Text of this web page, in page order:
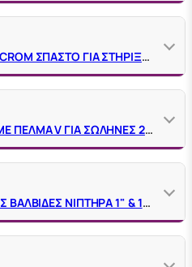
ΚΛΕΙΔΙ ΝΙΠΤΗΡΑ SANICROM ΣΠΑΣΤΟ ΓΙΑ ΣΤΗΡΙΞΗ ΜΠΑΤΑΡΙΩΝ VΙRΑΧ 261400
ΑΛΦΑΔΙ ΜΑΓΝΗΤΙΚΟ ΜΕ ΠΕΛΜΑ V ΓΙΑ ΣΩΛΗΝΕΣ 23 CM VIRAX 263125
ΚΛΕΙΔΙ ΓΙΑ ΑΥΤΟΜΑΤΕΣ ΒΑΛΒΙΔΕΣ ΝΙΠΤΗΡΑ 1" & 1"1/4